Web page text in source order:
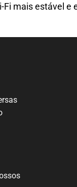
Fi mais estável e